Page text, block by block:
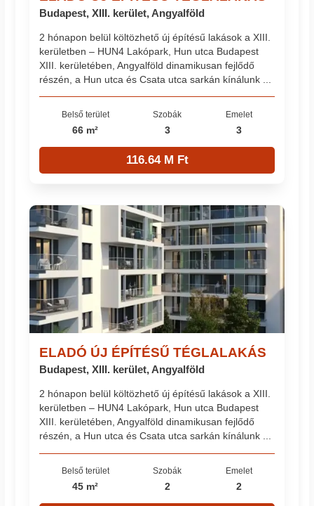
Budapest, XIII. kerület, Angyalföld
2 hónapon belül költözhető új építésű lakások a XIII.
kerületben – HUN4 Lakópark, Hun utca Budapest
XIII. kerületében, Angyalföld dinamikusan fejlődő
részén, a Hun utca és Csata utca sarkán kínálunk ...
Belső terület
66 m²
Szobák
3
Emelet
3
116.64 M Ft
ELADÓ ÚJ ÉPÍTÉSŰ TÉGLALAKÁS
Budapest, XIII. kerület, Angyalföld
2 hónapon belül költözhető új építésű lakások a XIII.
kerületben – HUN4 Lakópark, Hun utca Budapest
XIII. kerületében, Angyalföld dinamikusan fejlődő
részén, a Hun utca és Csata utca sarkán kínálunk ...
Belső terület
45 m²
Szobák
2
Emelet
2